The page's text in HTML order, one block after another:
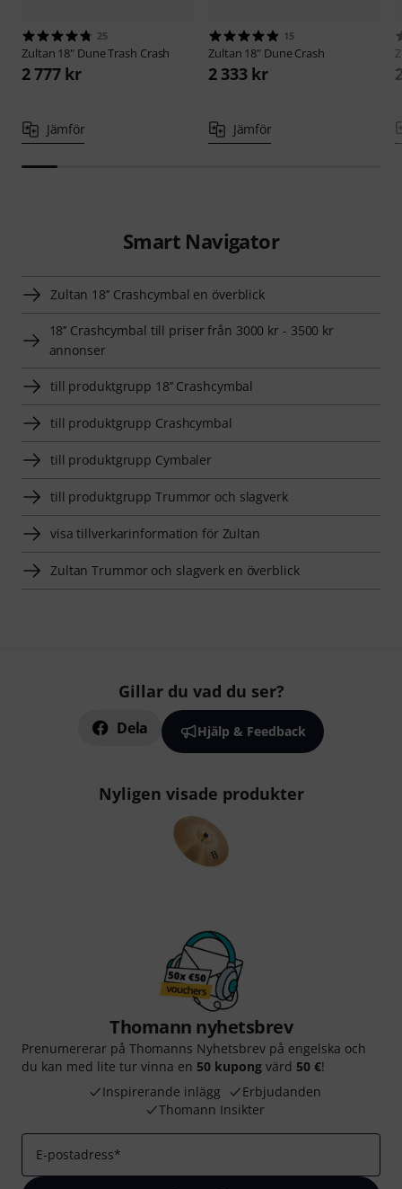
25
Zultan 18" Dune Trash Crash
2 777 kr
Jämför
15
Zultan 18" Dune Crash
2 333 kr
Jämför
Smart Navigator
Zultan 18’’ Crashcymbal en överblick
18’’ Crashcymbal till priser från 3000 kr - 3500 kr
annonser
till produktgrupp 18’’ Crashcymbal
till produktgrupp Crashcymbal
till produktgrupp Cymbaler
till produktgrupp Trummor och slagverk
visa tillverkarinformation för Zultan
Zultan Trummor och slagverk en överblick
Gillar du vad du ser?
Dela Hjälp & Feedback
Nyligen visade produkter
Thomann nyhetsbrev
Prenumererar på Thomanns Nyhetsbrev på engelska och
du kan med lite tur vinna en 50 kupong värd 50 €!
Inspirerande inlägg
Erbjudanden
Thomann Insikter
E-postadress*